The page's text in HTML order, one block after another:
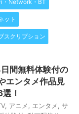
・Network・BT
ット
スクリプション
間無料体験付の
エンタメ作品見
！
, アニメ エンタメ
サ